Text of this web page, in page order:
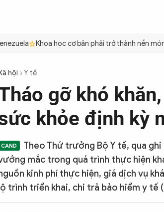
Khoa học cơ bản phải trở thành nền
hội Y tế
gỡ khó
khỏe định kỳ
Theo Thứ trưởng Bộ Y tế, qua
mắc trong quá trình thực hiện
kinh phí thực hiện, giá dịch vụ
lộ trình triển khai, chi trả bảo hiểm y tế